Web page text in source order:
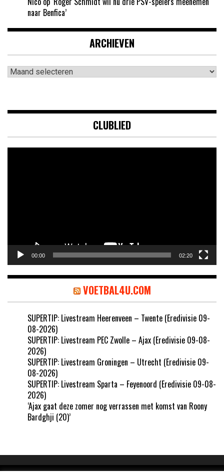
naar Benfica’
ARCHIEVEN
Archieven
CLUBLIED
00:00 02:20
VOETBAL4U.COM
SUPERTIP: Livestream Heerenveen – Twente (Eredivisie 09-
08-2026)
SUPERTIP: Livestream PEC Zwolle – Ajax (Eredivisie 09-08-
2026)
SUPERTIP: Livestream Groningen – Utrecht (Eredivisie 09-
08-2026)
SUPERTIP: Livestream Sparta – Feyenoord (Eredivisie 09-08-
2026)
‘Ajax gaat deze zomer nog verrassen met komst van Roony
Bardghji (20)’